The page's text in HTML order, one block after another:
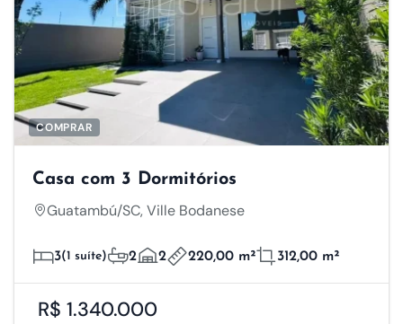
COMPRAR
Casa com 3 Dormitórios
Guatambú/SC, Ville Bodanese
3(1 suíte) 2 2 220,00 m² 312,00 m²
R$ 1.340.000